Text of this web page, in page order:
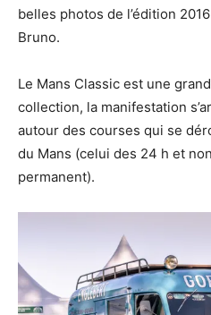
belles photos de l’édition
Bruno.
Le Mans Classic est une
collection, la manifestation
autour des courses qui se
du Mans (celui des 24 h et
permanent).